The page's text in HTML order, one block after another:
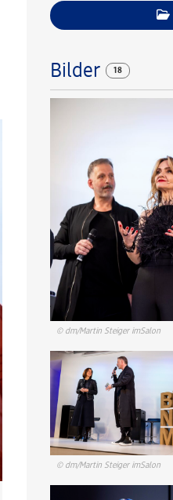
Bilder 18
© dm/Martin Steiger imSalon
© dm/Martin Steiger imSalon